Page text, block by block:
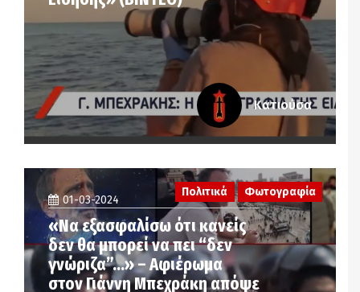
Κατιούσα
Πολιτικά Φωτογραφία
01-03-2024
«Να εξασφαλίσω ότι κανείς
δεν θα μπορεί να πει “δεν
γνώριζα”…» – Αφιέρωμα
στον Γιάννη Μπεχράκη απόψε